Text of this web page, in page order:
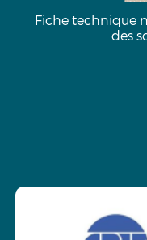
Fiche technique
des